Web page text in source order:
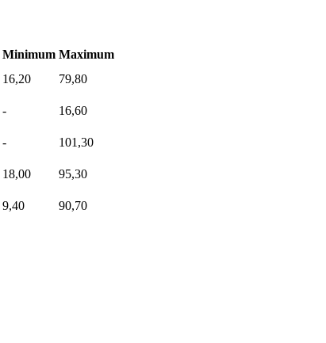
Minimum Maximum
16,20
79,80
-
16,60
-
101,30
18,00
95,30
9,40 90,70